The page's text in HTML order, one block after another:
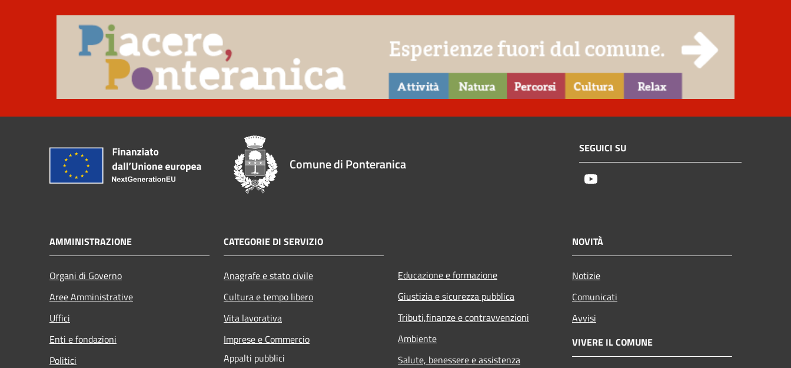
Comune di Ponteranica
SEGUICI SU
AMMINISTRAZIONE
Organi di Governo
Aree Amministrative
Uffici
Enti e fondazioni
Politici
CATEGORIE DI SERVIZIO
Anagrafe e stato civile
Cultura e tempo libero
Vita lavorativa
Imprese e Commercio
Appalti pubblici
Educazione e formazione
Giustizia e sicurezza pubblica
Tributi,finanze e contravvenzioni
Ambiente
Salute, benessere e assistenza
NOVITÀ
Notizie
Comunicati
Avvisi
VIVERE IL COMUNE